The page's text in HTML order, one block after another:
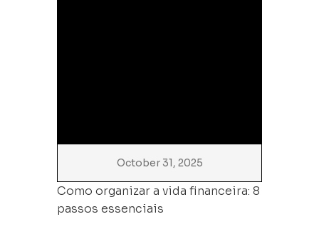
October 31, 2025
Como organizar a vida financeira: 8
passos essenciais